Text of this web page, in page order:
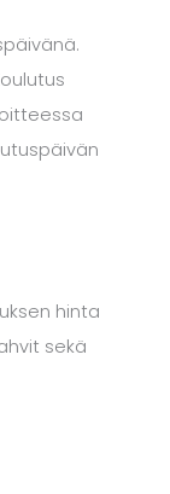
hinta
sekä